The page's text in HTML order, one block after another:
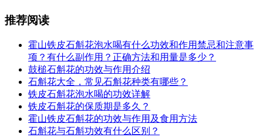
推荐阅读
霍山铁皮石斛花泡水喝有什么功效和作用禁忌和注意事
项？有什么副作用？正确方法和用量是多少？
鼓槌石斛花的功效与作用介绍
石斛花大全，常见石斛花种类有哪些？
铁皮石斛花泡水喝的功效详解
铁皮石斛花的保质期是多久？
霍山铁皮石斛花的功效与作用及食用方法
石斛花与石斛功效有什么区别？